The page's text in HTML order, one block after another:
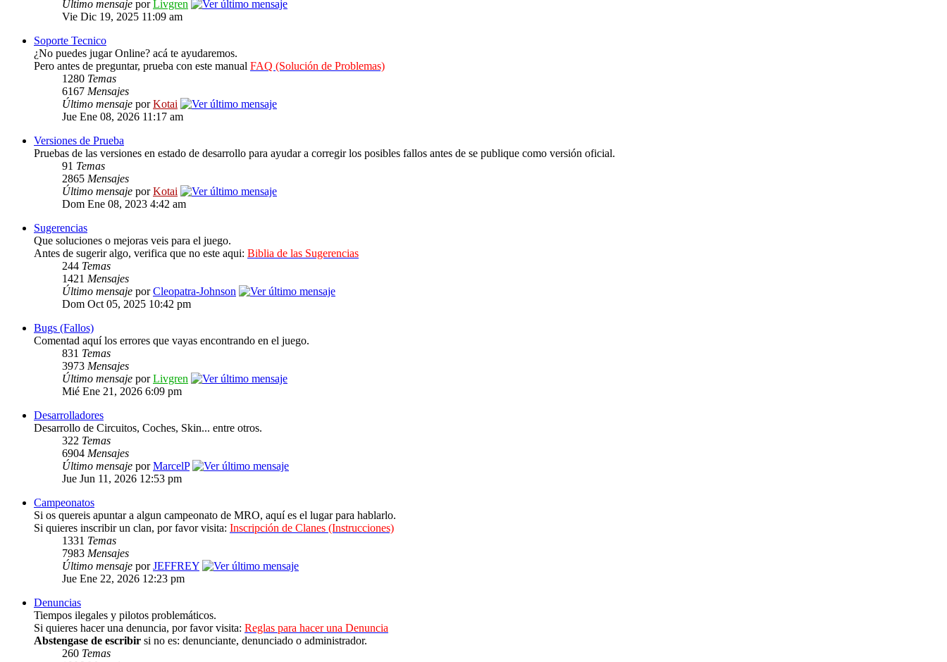
Último mensaje porLivgren
Vie Dic 19, 2025 11:09 am
Soporte Tecnico
¿No puedes jugar Online? acá te ayudaremos.
Pero antes de preguntar, prueba con este manual FAQ (Solución de Problemas)
1280 Temas
6167 Mensajes
Último mensaje porKotai
Jue Ene 08, 2026 11:17 am
Versiones de Prueba
Pruebas de las versiones en estado de desarrollo para ayudar a corregir los posibles fallos antes de se publique como versión oficial.
91 Temas
2865 Mensajes
Último mensaje porKotai
Dom Ene 08, 2023 4:42 am
Sugerencias
Que soluciones o mejoras veis para el juego.
Antes de sugerir algo, verifica que no este aqui: Biblia de las Sugerencias
244 Temas
1421 Mensajes
Último mensaje porCleopatra-Johnson
Dom Oct 05, 2025 10:42 pm
Bugs (Fallos)
Comentad aquí los errores que vayas encontrando en el juego.
831 Temas
3973 Mensajes
Último mensaje porLivgren
Mié Ene 21, 2026 6:09 pm
Desarrolladores
Desarrollo de Circuitos, Coches, Skin... entre otros.
322 Temas
6904 Mensajes
Último mensaje porMarcelP
Jue Jun 11, 2026 12:53 pm
Campeonatos
Si os quereis apuntar a algun campeonato de MRO, aquí es el lugar para hablarlo.
Si quieres inscribir un clan, por favor visita: Inscripción de Clanes (Instrucciones)
1331 Temas
7983 Mensajes
Último mensaje porJEFFREY
Jue Ene 22, 2026 12:23 pm
Denuncias
Tiempos ilegales y pilotos problemáticos.
Si quieres hacer una denuncia, por favor visita: Reglas para hacer una Denuncia
Abstengase de escribir si no es: denunciante, denunciado o administrador.
260 Temas